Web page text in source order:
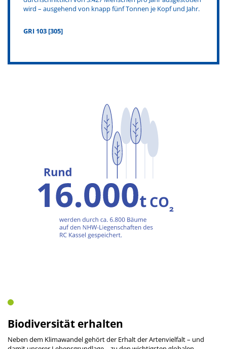
wird – ausgehend von knapp fünf Tonnen je Kopf und Jahr.
GRI 103 [305]
Biodiversität erhalten
Neben dem Klimawandel gehört der Erhalt der Artenvielfalt – und